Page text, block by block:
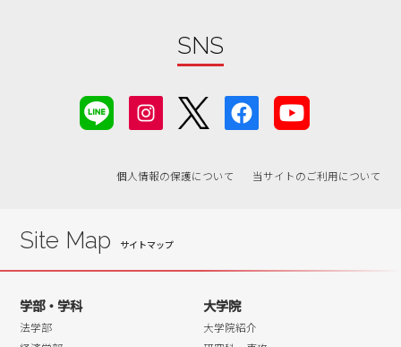
SNS
個人情報の保護について 当サイトのご利用について
Site Map
学部・学科
法学部
大学院
大学院紹介